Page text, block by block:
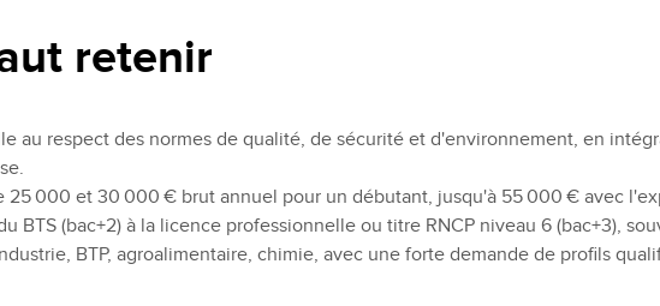
retenir
au respect des normes de qualité, de sécurité et d'environnement, en
25 000 et 30 000 € brut annuel pour un débutant, jusqu'à 55 000 € avec
BTS (bac+2) à la licence professionnelle ou titre RNCP niveau 6 (bac+3),
BTP, agroalimentaire, chimie, avec une forte demande de profils
International à l'ESGCI
l'international
voyages
Disney
Marketing digital
Communication, projets
et digitaux
d'influence et Brand Content
- Qualité Sécurité
Mastère Marketing Produit :
Mastère Big Data & Intelligence
Artificielle